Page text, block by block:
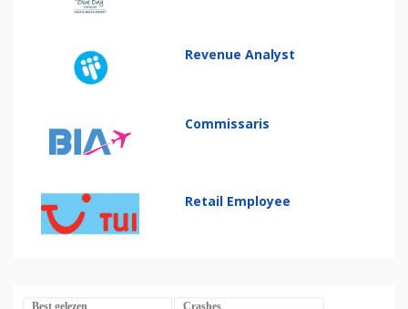
Revenue Analyst
Commissaris
Retail Employee
Best gelezen Crashes